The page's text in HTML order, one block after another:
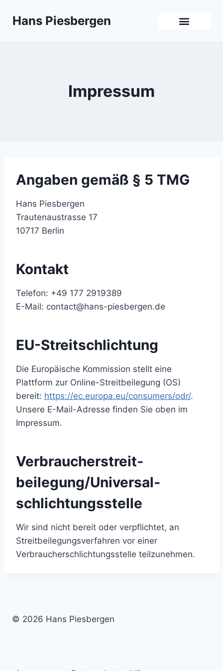
Hans Piesbergen
Impressum
Angaben gemäß § 5 TMG
Hans Piesbergen
Trautenaustrasse 17
10717 Berlin
Kontakt
Telefon: +49 177 2919389
E-Mail: contact@hans-piesbergen.de
EU-Streitschlichtung
Die Europäische Kommission stellt eine
Plattform zur Online-Streitbeilegung (OS)
bereit: https://ec.europa.eu/consumers/odr/.
Unsere E-Mail-Adresse finden Sie oben im
Impressum.
Verbraucher­streit­
beilegung/Universal­
schlichtungs­stelle
Wir sind nicht bereit oder verpflichtet, an
Streitbeilegungsverfahren vor einer
Verbraucherschlichtungsstelle teilzunehmen.
© 2026 Hans Piesbergen